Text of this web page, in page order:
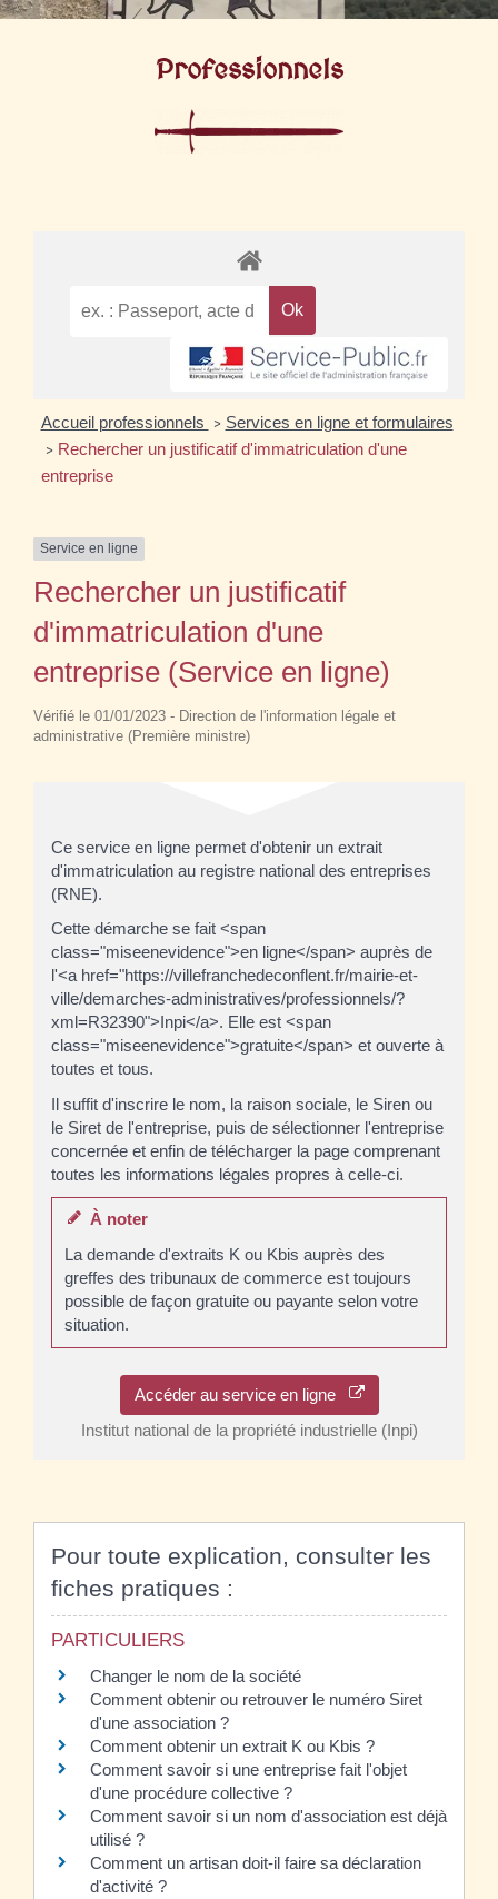
Professionnels
Accueil professionnels > Services en ligne et formulaires
> Rechercher un justificatif d'immatriculation d'une
entreprise
Service en ligne
Rechercher un justificatif
d'immatriculation d'une
entreprise (Service en ligne)
Vérifié le 01/01/2023 - Direction de l'information légale et
administrative (Première ministre)
Ce service en ligne permet d'obtenir un extrait
d'immatriculation au registre national des entreprises
(RNE).
Cette démarche se fait <span
class="miseenevidence">en ligne</span> auprès de
l'<a href="https://villefranchedeconflent.fr/mairie-et-
ville/demarches-administratives/professionnels/?
xml=R32390">Inpi</a>. Elle est <span
class="miseenevidence">gratuite</span> et ouverte à
toutes et tous.
Il suffit d'inscrire le nom, la raison sociale, le Siren ou
le Siret de l'entreprise, puis de sélectionner l'entreprise
concernée et enfin de télécharger la page comprenant
toutes les informations légales propres à celle-ci.
À noter
La demande d'extraits K ou Kbis auprès des
greffes des tribunaux de commerce est toujours
possible de façon gratuite ou payante selon votre
situation.
Accéder au service en ligne
Institut national de la propriété industrielle (Inpi)
Pour toute explication, consulter les
fiches pratiques :
PARTICULIERS
Changer le nom de la société
Comment obtenir ou retrouver le numéro Siret
d'une association ?
Comment obtenir un extrait K ou Kbis ?
Comment savoir si une entreprise fait l'objet
d'une procédure collective ?
Comment savoir si un nom d'association est déjà
utilisé ?
Comment un artisan doit-il faire sa déclaration
d'activité ?